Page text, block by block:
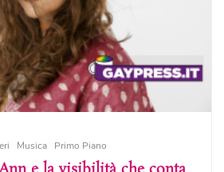
Musica Primo Piano